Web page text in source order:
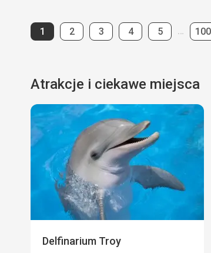
Strona
1 Strona
2 Strona
3 Strona
4 Strona
5 … 100
Atrakcje i ciekawe miejsca
Delfinarium Troy